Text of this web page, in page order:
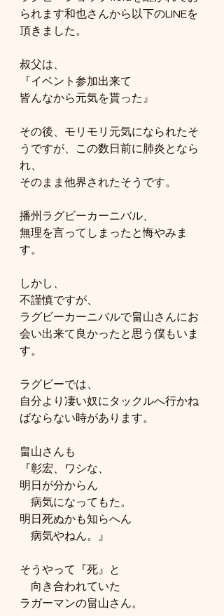
られます和也さんから以下のLINEを
頂きました。
叔父は、
『イベント参加出来て
皆んなから元気を貰った』
その後、モリモリ元気になられたそ
うですが、この数日前に肺炎となら
れ、
そのまま他界されたそうです。
播州ラグビーカーニバル、
無理を言ってしまったと悔やみま
す。
しかし、
不謹慎ですが、
ラグビーカーニバルで畠山さんにお
会い出来て良かったと思う僕もいま
す。
ラグビーでは、
自分より凄い奴にタックルへ行かね
ばならない時があります。
畠山さんも
『彰宏、ワシな、
明日が分からん
病気になってもた。
明日死ぬかも知らへん
病気やねん。』
そうやって『死』と
向き合われていた
ラガーマンの畠山さん。